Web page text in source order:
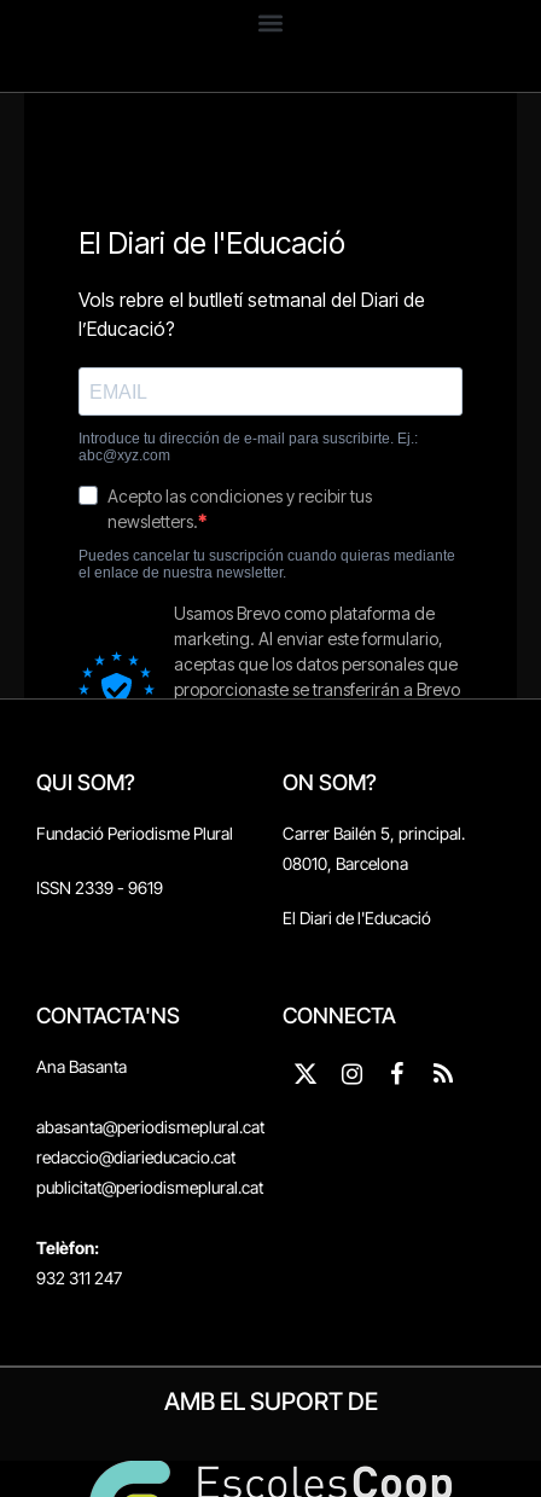
QUI SOM?
Fundació Periodisme Plural
ISSN 2339 - 9619
ON SOM?
Carrer Bailén 5, principal.
08010, Barcelona
El Diari de l'Educació
CONTACTA'NS
Ana Basanta
abasanta@periodismeplural.cat
redaccio@diarieducacio.cat
publicitat@periodismeplural.cat
Telèfon:
932 311 247
CONNECTA
X
Instagram
Facebook
RSS
AMB EL SUPORT DE